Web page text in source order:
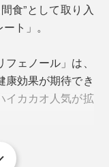
食”として取り入
ト」。
ェノール」は、
康効果が期待でき
イカカオ人気が拡